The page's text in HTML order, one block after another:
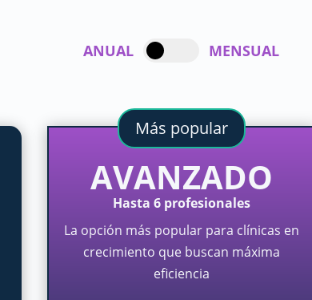
ANUAL MENSUAL
Más popular
AVANZADO
Hasta 6 profesionales
La opción más popular para clínicas en
crecimiento que buscan máxima
eficiencia